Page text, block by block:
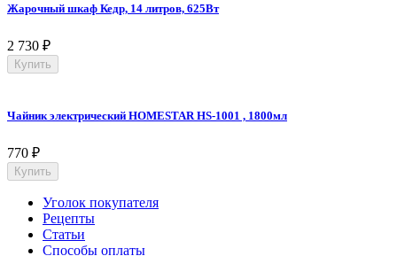
Жарочный шкаф Кедр, 14 литров, 625Вт
2 730 ₽
Купить
Чайник электрический HOMESTAR HS-1001 , 1800мл
770 ₽
Купить
Уголок покупателя
Рецепты
Статьи
Способы оплаты